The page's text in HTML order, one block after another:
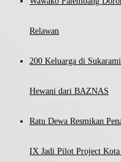
Relawan
200 Keluarga di
Hewani dari BAZNAS
Ratu Dewa Resmikan
IX Jadi Pilot Project